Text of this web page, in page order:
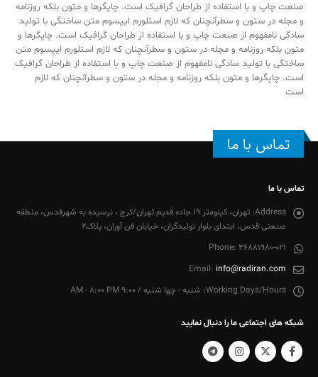
صنعت چاپ و با استفاده از طراحان گرافیک است. چاپگرها و متون بلکه روزنامه
و مجله در ستون و سطرآنچنان که لازم استلورم ایپسوم متن ساختگی با تولید
سادگی نامفهوم از صنعت چاپ و با استفاده از طراحان گرافیک است. چاپگرها و
متون بلکه روزنامه و مجله در ستون و سطرآنچنان که لازم استلورم ایپسوم متن
ساختگی با تولید سادگی نامفهوم از صنعت چاپ و با استفاده از طراحان گرافیک
است. چاپگرها و متون بلکه روزنامه و مجله در ستون و سطرآنچنان که لازم
است
تماس با ما
تماس با ما
Address:
تهران، کیلومتر 19 جاده قدیم تهران/کرج ، نرسیده به شهرقدس، منطقه
صنعتی قدس، ابتدای بلوار تولیدگران، خیابان فن آوران، پلاک2
Phone: 46881980-021
Email: info@radiran.com
Working Days/Hours: شنبه - چها شنبه / 9:00 AM - 8:00 PM
شبکه های اجتماعی ما را دنبال نمایید